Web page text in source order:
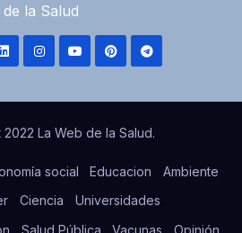
de la Salud
La Web de la Salud.
social Educacion
Ambiente
Ciencia
Universidades